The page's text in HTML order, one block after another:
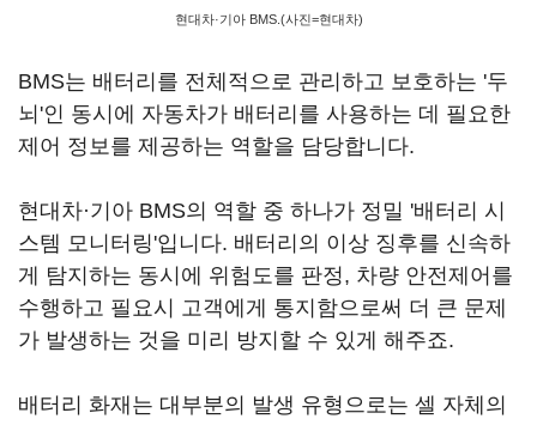
현대차·기아 BMS.(사진=현대차)
BMS는 배터리를 전체적으로 관리하고 보호하는 '두
뇌'인 동시에 자동차가 배터리를 사용하는 데 필요한
제어 정보를 제공하는 역할을 담당합니다.
현대차·기아 BMS의 역할 중 하나가 정밀 '배터리 시
스템 모니터링'입니다. 배터리의 이상 징후를 신속하
게 탐지하는 동시에 위험도를 판정, 차량 안전제어를
수행하고 필요시 고객에게 통지함으로써 더 큰 문제
가 발생하는 것을 미리 방지할 수 있게 해주죠.
배터리 화재는 대부분의 발생 유형으로는 셀 자체의